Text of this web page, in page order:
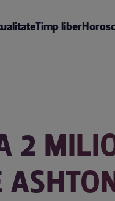
Timp liber
2